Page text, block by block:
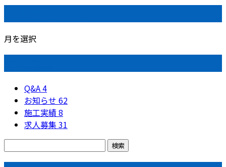
月を選択
Q&A4
お知らせ 62
施工実績8
求人募集 31